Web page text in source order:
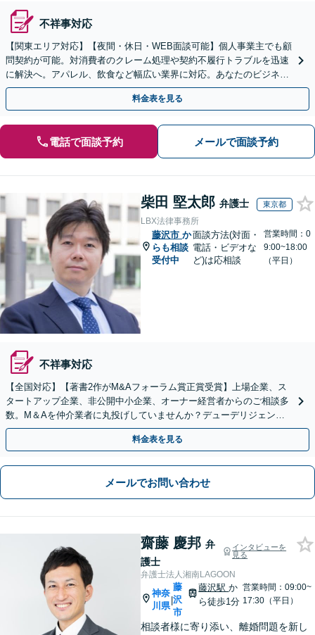
不祥事対応
【関東エリア対応】【夜間・休日・WEB面談可能】個人事業主でも顧
問契約が可能。対消費者のクレーム処理や契約不履行トラブルを迅速
に解決へ。アパレル、飲食など幅広い業界に対応。あなたのビジネス
の法的基盤を強固にサポートします。
料金表を見る
電話で面談予約 メールで面談予約
柴田 堅太郎 弁護士 東京都
LBX法律事務所
藤沢市 か
らも相談
受付中
面談方法(対面・
電話・ビデオな
ど)は応相談
営業時間：0
9:00~18:00
（平日）
不祥事対応
【全国対応】【著書2作がM&Aフォーラム賞正賞受賞】上場企業、ス
タートアップ企業、非公開中小企業、オーナー経営者からのご相談多
数。M＆Aを仲介業者に丸投げしていませんか？デューデリジェンス
や契約書作成・交渉はお任せください【初回無料】
料金表を見る
メールでお問い合わせ
齋藤 慶邦 弁
護士
インタビューを
見る
弁護士法人湘南LAGOON
神奈
川県
|
藤
沢
市
藤沢駅か
ら徒歩1分
営業時間：09:00~
17:30（平日）
相談者様に寄り添い、離婚問題を新し